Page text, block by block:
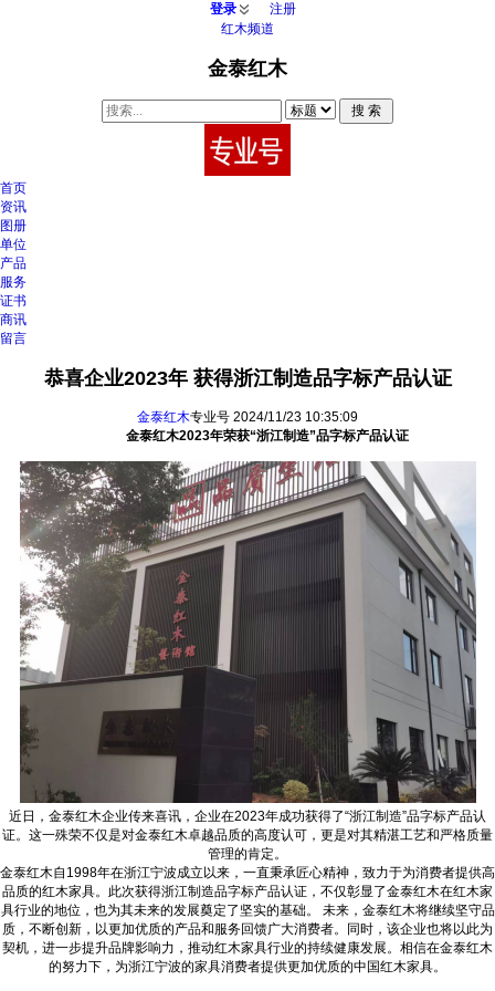
登录
注册
红木频道
金泰红木
首页
资讯
图册
单位
产品
服务
证书
商讯
留言
恭喜企业2023年 获得浙江制造品字标产品认证
金泰红木专业号 2024/11/23 10:35:09
金泰红木2023年荣获“浙江制造”品字标产品认证
近日，金泰红木企业传来喜讯，企业在2023年成功获得了“浙江制造”品字标产品认
证。这一殊荣不仅是对金泰红木卓越品质的高度认可，更是对其精湛工艺和严格质量
管理的肯定。
金泰红木自1998年在浙江宁波成立以来，一直秉承匠心精神，致力于为消费者提供高
品质的红木家具。此次获得浙江制造品字标产品认证，不仅彰显了金泰红木在红木家
具行业的地位，也为其未来的发展奠定了坚实的基础。 未来，金泰红木将继续坚守品
质，不断创新，以更加优质的产品和服务回馈广大消费者。同时，该企业也将以此为
契机，进一步提升品牌影响力，推动红木家具行业的持续健康发展。相信在金泰红木
的努力下，为浙江宁波的家具消费者提供更加优质的中国红木家具。